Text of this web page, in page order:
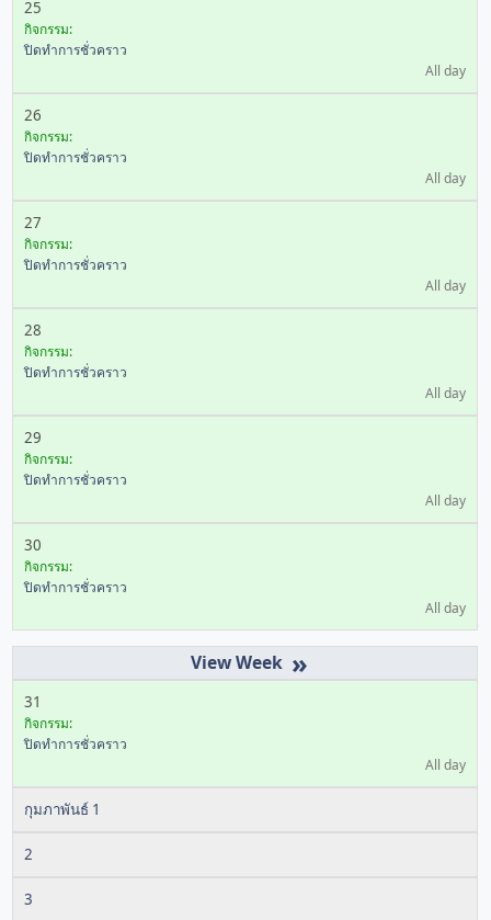
25
กิจกรรม:
ปิดทำการชั่วคราว
All day
26
กิจกรรม:
ปิดทำการชั่วคราว
All day
27
กิจกรรม:
ปิดทำการชั่วคราว
All day
28
กิจกรรม:
ปิดทำการชั่วคราว
All day
29
กิจกรรม:
ปิดทำการชั่วคราว
All day
30
กิจกรรม:
ปิดทำการชั่วคราว
All day
»
31
กิจกรรม:
ปิดทำการชั่วคราว
All day
กุมภาพันธ์ 1
2
3